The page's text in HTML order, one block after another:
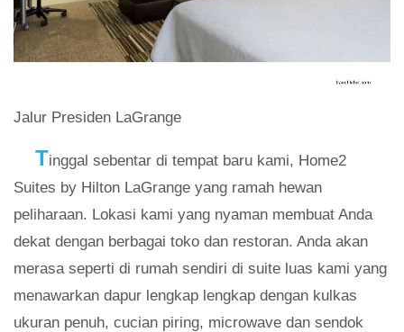
Jalur Presiden LaGrange
Tinggal sebentar di tempat baru kami, Home2
Suites by Hilton LaGrange yang ramah hewan
peliharaan. Lokasi kami yang nyaman membuat Anda
dekat dengan berbagai toko dan restoran. Anda akan
merasa seperti di rumah sendiri di suite luas kami yang
menawarkan dapur lengkap lengkap dengan kulkas
ukuran penuh, cucian piring, microwave dan sendok